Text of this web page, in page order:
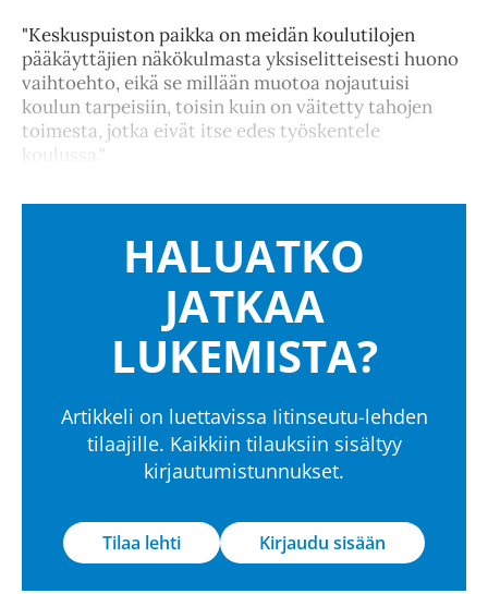
"Keskuspuiston paikka on meidän koulutilojen
pääkäyttäjien näkökulmasta yksiselitteisesti huono
vaihtoehto, eikä se millään muotoa nojautuisi
koulun tarpeisiin, toisin kuin on väitetty tahojen
toimesta, jotka eivät itse edes työskentele
koulussa."
HALUATKO
JATKAA
LUKEMISTA?
Artikkeli on luettavissa Iitinseutu-lehden
tilaajille. Kaikkiin tilauksiin sisältyy
kirjautumistunnukset.
Tilaa lehti Kirjaudu sisään